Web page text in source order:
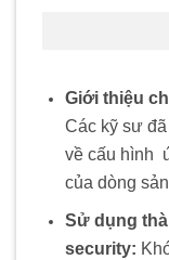
Giới thiệu
Các kỹ sư
về cấu hình
của dòng
Sử dụng
security: